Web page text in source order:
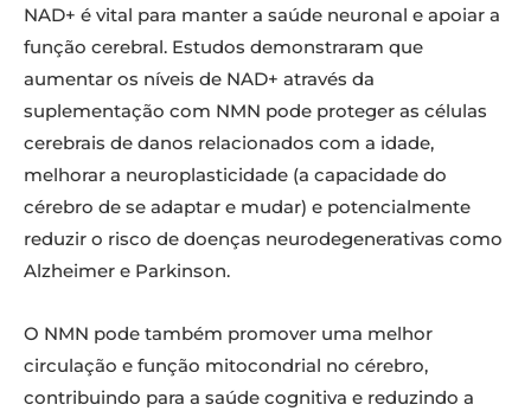
NAD+ é vital para manter a saúde neuronal e apoiar a
função cerebral. Estudos demonstraram que
aumentar os níveis de NAD+ através da
suplementação com NMN pode proteger as células
cerebrais de danos relacionados com a idade,
melhorar a neuroplasticidade (a capacidade do
cérebro de se adaptar e mudar) e potencialmente
reduzir o risco de doenças neurodegenerativas como
Alzheimer e Parkinson.
O NMN pode também promover uma melhor
circulação e função mitocondrial no cérebro,
contribuindo para a saúde cognitiva e reduzindo a